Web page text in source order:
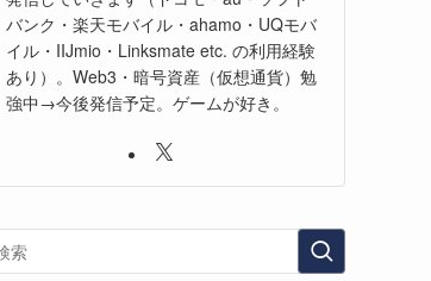
バンク・楽天モバイル・ahamo・UQモバ
イル・IIJmio・Linksmate etc. の利用経験
あり）。Web3・暗号資産（仮想通貨）勉
強中→今後発信予定。ゲームが好き。